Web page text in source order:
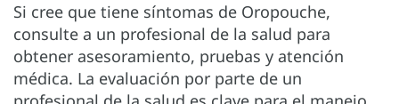
Si cree que tiene síntomas de Oropouche,
consulte a un profesional de la salud para
obtener asesoramiento, pruebas y atención
médica. La evaluación por parte de un